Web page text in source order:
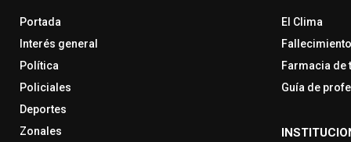
Portada
Interés general
Política
Policiales
Deportes
Zonales
El Clima
Farmacia de
Guía de